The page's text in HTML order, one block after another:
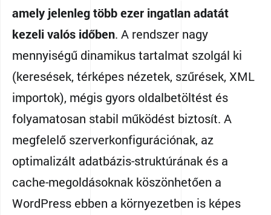
amely jelenleg több ezer ingatlan adatát
kezeli valós időben. A rendszer nagy
mennyiségű dinamikus tartalmat szolgál ki
(keresések, térképes nézetek, szűrések, XML
importok), mégis gyors oldalbetöltést és
folyamatosan stabil működést biztosít. A
megfelelő szerverkonfigurációnak, az
optimalizált adatbázis-struktúrának és a
cache-megoldásoknak köszönhetően a
WordPress ebben a környezetben is képes